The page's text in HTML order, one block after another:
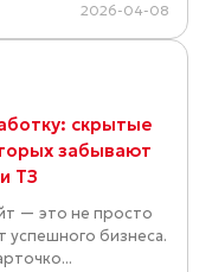
2026-04-08
скрытые
забывают
ТЗ
— это не просто
успешного бизнеса.